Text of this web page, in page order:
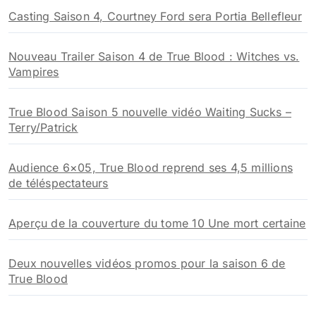
:Casting Saison 4, Courtney Ford sera Portia Bellefleur
Nouveau Trailer Saison 4 de True Blood : Witches vs.
Vampires
True Blood Saison 5 nouvelle vidéo Waiting Sucks –
Terry/Patrick
Audience 6×05, True Blood reprend ses 4,5 millions
de téléspectateurs
Aperçu de la couverture du tome 10 Une mort certaine
Deux nouvelles vidéos promos pour la saison 6 de
True Blood